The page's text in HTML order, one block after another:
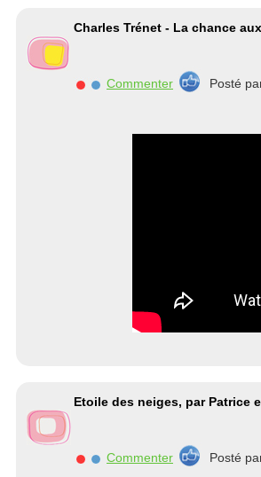
Charles Trénet - La chance
Commenter Posté
Etoile des neiges, par Patrice
Commenter Posté